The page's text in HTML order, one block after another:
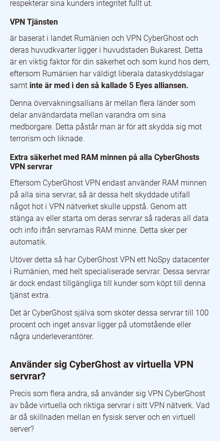
respekterar sina kunders integritet fullt ut.
VPN Tjänsten
är baserat i landet Rumänien och VPN CyberGhost och
deras huvudkvarter ligger i huvudstaden Bukarest. Detta
är en viktig faktor för din säkerhet och som kund hos dem,
eftersom Rumänien har väldigt liberala dataskyddslagar
samt inte är med i den så kallade 5 Eyes alliansen.
Denna övervakningsallians är mellan flera länder som
delar användardata mellan varandra om sina
medborgare. Detta påstår man är för att skydda sig mot
terrorism och liknade.
Extra säkerhet med RAM minnen på alla CyberGhosts
VPN servrar
Eftersom CyberGhost VPN endast använder RAM minnen
på alla sina servrar, så är dessa helt skyddade utifall
något hot i VPN nätverket skulle uppstå. Genom att
stänga av eller starta om deras servrar så raderas all data
och info ifrån servrarnas RAM minne. Detta sker per
automatik.
Utöver detta så har CyberGhost VPN ett NoSpy datacenter
i Rumänien, med helt specialiserade servrar. Dessa servrar
är dock endast tillgängliga till kunder som köpt till denna
tjänst extra.
Det är CyberGhost själva som sköter dessa servrar till 100
procent och inget ansvar ligger på utomstående eller
några underleverantörer.
Använder sig CyberGhost av virtuella VPN
servrar?
Precis som flera andra, så använder sig VPN CyberGhost
av både virtuella och riktiga servrar i sitt VPN nätverk. Vad
är då skillnaden mellan en fysisk server och en virtuell
server?